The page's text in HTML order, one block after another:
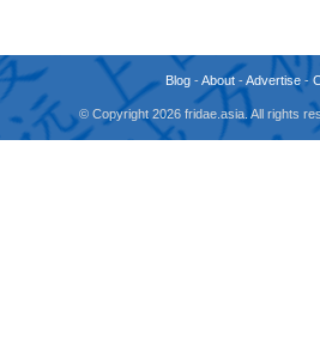
Blog -About -Advertise -
© Copyright 2026 fridae.asia. All rights